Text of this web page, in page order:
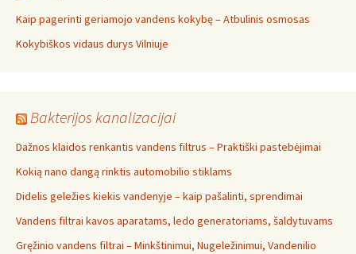
Kaip pagerinti geriamojo vandens kokybę – Atbulinis osmosas
Kokybiškos vidaus durys Vilniuje
Bakterijos kanalizacijai
Dažnos klaidos renkantis vandens filtrus – Praktiški pastebėjimai
Kokią nano dangą rinktis automobilio stiklams
Didelis geležies kiekis vandenyje – kaip pašalinti, sprendimai
Vandens filtrai kavos aparatams, ledo generatoriams, šaldytuvams
Gręžinio vandens filtrai – Minkštinimui, Nugeležinimui, Vandenilio